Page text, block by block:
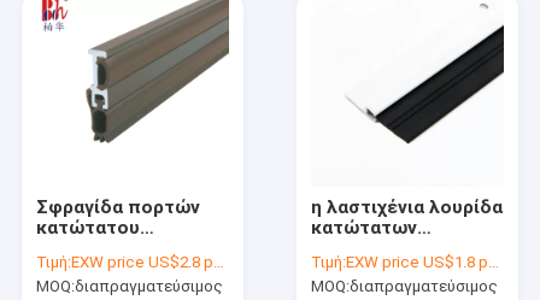
Προϊόντα
Εμφάνιση VR
Περίπου εμείς
Σφραγίδα πορτών
κατώτατου
λαστιχένια λουρίδα
1000mm μήκος
Τιμή:EXW price US$2.8 per piece
MOQ:διαπραγματεύσιμος
η λαστιχένια λουρίδα
κατώτατων
PVC CE 20mm
αποτρέπει τα
Τιμή:EXW price US$1.8 per piece
MOQ:διαπραγματεύσιμος